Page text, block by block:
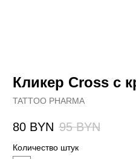
Кликер Cross с
TATTOO PHARMA
80 BYN 95 BYN
Количество штук